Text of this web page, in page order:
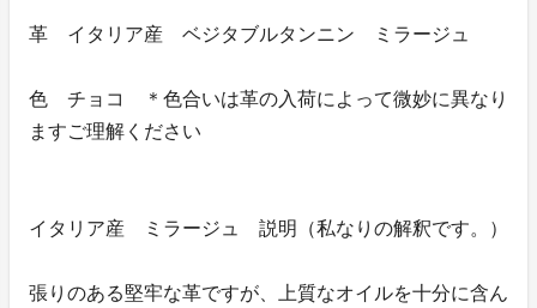
革 イタリア産 ベジタブルタンニン ミラージュ
色 チョコ ＊色合いは革の入荷によって微妙に異なり
ますご理解ください
イタリア産 ミラージュ 説明（私なりの解釈です。）
張りのある堅牢な革ですが、上質なオイルを十分に含ん